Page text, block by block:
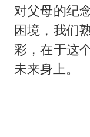
对父母的纪
困境，我们
彩，在于这
未来身上。